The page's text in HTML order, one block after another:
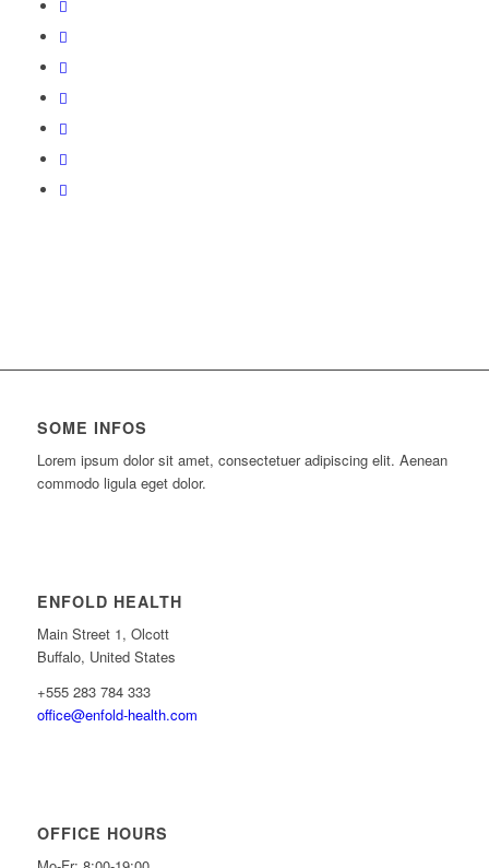
SOME INFOS
Lorem ipsum dolor sit amet, consectetuer adipiscing elit. Aenean
commodo ligula eget dolor.
ENFOLD HEALTH
Main Street 1, Olcott
Buffalo, United States
+555 283 784 333
office@enfold-health.com
OFFICE HOURS